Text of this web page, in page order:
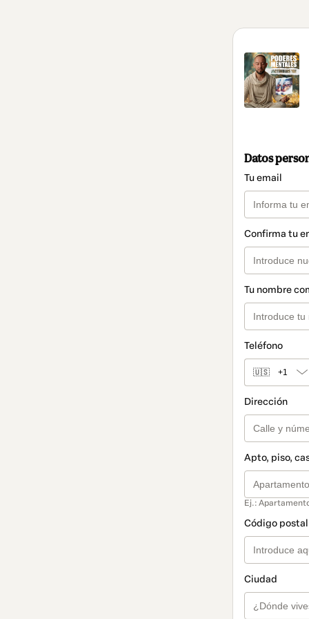
Datos
Tu email
Confirma tu
Tu nombre
Teléfono
🇺🇸 +1
Dirección
Apto, piso,
Ej.:
Código postal
Ciudad